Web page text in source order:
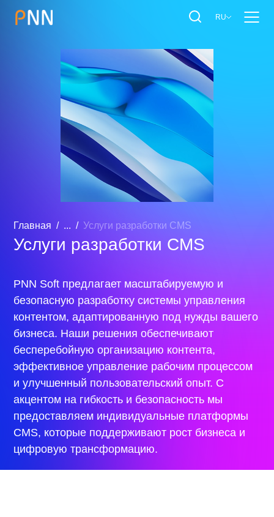
RU
Главная ... Услуги разработки CMS
Услуги разработки CMS
PNN Soft предлагает масштабируемую и
безопасную разработку системы управления
контентом, адаптированную под нужды вашего
бизнеса. Наши решения обеспечивают
бесперебойную организацию контента,
эффективное управление рабочим процессом
и улучшенный пользовательский опыт. С
акцентом на гибкость и безопасность мы
предоставляем индивидуальные платформы
CMS, которые поддерживают рост бизнеса и
цифровую трансформацию.